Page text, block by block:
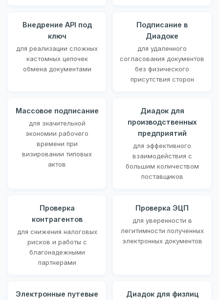
Внедрение API под
ключ
для реализации сложных
кастомных цепочек
обмена документами
Подписание в
Диадоке
для удаленного
согласования документов
без физического
присутствия сторон
Массовое подписание
для значительной
экономии рабочего
времени при
визировании типовых
актов
Диадок для
производственных
предприятий
для эффективного
взаимодействия с
большим количеством
поставщиков
Проверка
контрагентов
для снижения налоговых
рисков и работы с
благонадежными
партнерами
Проверка ЭЦП
для уверенности в
легитимности полученных
электронных документов
Электронные путевые
Диадок для физлиц